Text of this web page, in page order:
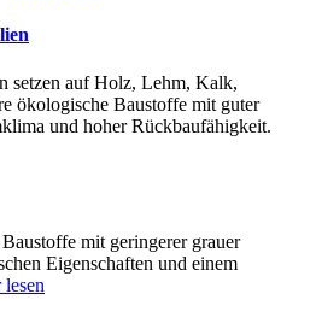
setzen auf Holz, Lehm, Kalk,
ökologische Baustoffe mit guter
und hoher Rückbaufähigkeit.
mit geringerer grauer
Eigenschaften und einem